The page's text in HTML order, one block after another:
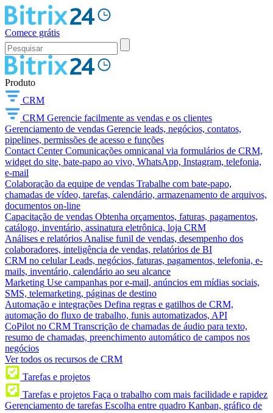
Comece grátis
Produto
CRM
CRM Gerencie facilmente as vendas e os clientes
Gerenciamento de vendas Gerencie leads, negócios, contatos,
pipelines, permissões de acesso e funções
Contact Center Comunicações omnicanal via formulários de CRM,
widget do site, bate-papo ao vivo, WhatsApp, Instagram, telefonia,
e-mail
Colaboração da equipe de vendas Trabalhe com bate-papo,
chamadas de vídeo, tarefas, calendário, armazenamento de arquivos,
documentos on-line
Capacitação de vendas Obtenha orçamentos, faturas, pagamentos,
catálogo, inventário, assinatura eletrônica, loja CRM
Análises e relatórios Analise funil de vendas, desempenho dos
colaboradores, inteligência de vendas, relatórios de BI
CRM no celular Leads, negócios, faturas, pagamentos, telefonia, e-
mails, inventário, calendário ao seu alcance
Marketing Use campanhas por e-mail, anúncios em mídias sociais,
SMS, telemarketing, páginas de destino
Automação e integrações Defina regras e gatilhos de CRM,
automação do fluxo de trabalho, funis automatizados, API
CoPilot no CRM Transcrição de chamadas de áudio para texto,
resumo de chamadas, preenchimento automático de campos nos
negócios
Ver todos os recursos de CRM
Tarefas e projetos
Tarefas e projetos Faça o trabalho com mais facilidade e rapidez
Gerenciamento de tarefas Escolha entre quadro Kanban, gráfico de